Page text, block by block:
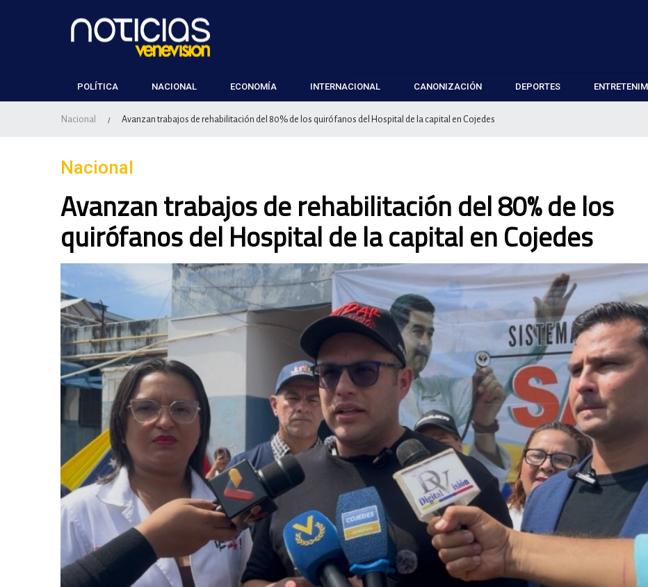
POLÍTICA NACIONAL ECONOMÍA INTERNACIONAL CANONIZACIÓN DEPORTES
Nacional / Avanzan trabajos de rehabilitación del 80% de los quirófanos del Hospital de la capital en Cojedes
Nacional
Avanzan trabajos de rehabilitación del 80% de los
quirófanos del Hospital de la capital en Cojedes